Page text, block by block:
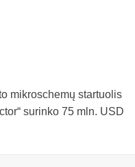
mikroschemų startuolis
surinko 75 mln. USD